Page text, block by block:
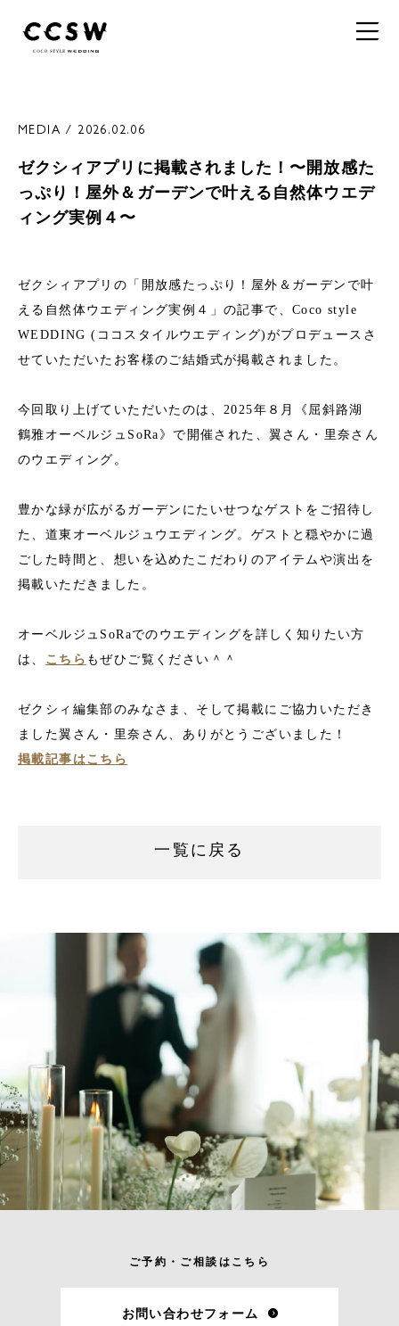
MEDIA / 2026.02.06
ゼクシィアプリに掲載されました！〜開放感た
っぷり！屋外＆ガーデンで叶える自然体ウエデ
ィング実例４〜
ゼクシィアプリの「開放感たっぷり！屋外＆ガーデンで叶
える自然体ウエディング実例４」の記事で、Coco style
WEDDING (ココスタイルウエディング)がプロデュースさ
せていただいたお客様のご結婚式が掲載されました。
今回取り上げていただいたのは、2025年８月《屈斜路湖
鶴雅オーベルジュSoRa》で開催された、翼さん・里奈さん
のウエディング。
豊かな緑が広がるガーデンにたいせつなゲストをご招待し
た、道東オーベルジュウエディング。ゲストと穏やかに過
ごした時間と、想いを込めたこだわりのアイテムや演出を
掲載いただきました。
オーベルジュSoRaでのウエディングを詳しく知りたい方
は、 こちら もぜひご覧ください＾＾
ゼクシィ編集部のみなさま、そして掲載にご協力いただき
ました翼さん・里奈さん、ありがとうございました！
掲載記事はこちら
一覧に戻る
ご予約・ご相談はこちら
お問い合わせフォーム